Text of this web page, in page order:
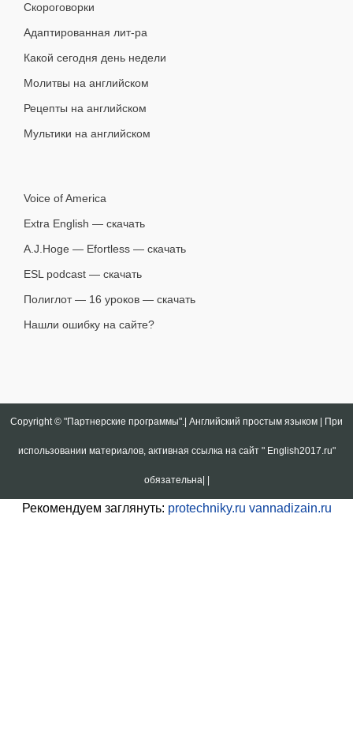
Скороговорки
Адаптированная лит-ра
Какой сегодня день недели
Молитвы на английском
Рецепты на английском
Мультики на английском
Voice of America
Extra English — скачать
A.J.Hoge — Efortless — скачать
ESL podcast — скачать
Полиглот — 16 уроков — скачать
Нашли ошибку на сайте?
Copyright © "Партнерские программы".| Английский простым языком | При
использовании материалов, активная ссылка на сайт " English2017.ru"
обязательна|
Рекомендуем заглянуть: protechniky.ru vannadizain.ru